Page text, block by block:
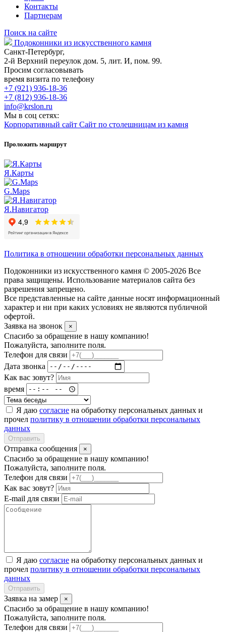
Контакты
Партнерам
Поиск на сайте
Подоконники из искусственного камня
Санкт-Петербург,
2-й Верхний переулок дом. 5, лит. И, пом. 99.
Просим согласовывать
время визита по телефону
+7 (921) 936-18-36
+7 (812) 936-18-36
info@krslon.ru
Мы в соц сетях:
Корпоративный сайт Сайт по столешницам из камня
Проложить маршрут
Я.Карты
G.Maps
Я.Навигатор
Политика в отношении обработки персональных данных
Подоконники из искусственного камня © 2005-2026 Все
права защищены. Использование материалов сайта без
разрешения запрещено.
Все представленные на сайте данные носят информационный
характер и ни при каких условиях не являются публичной
офертой.
Заявка на звонок
×
Спасибо за обращение в нашу компанию!
Пожалуйста, заполните поля.
Телефон для связи
Дата звонка
Как вас зовут?
время
Я даю согласие на обработку персональных данных и
прочел политику в отношении обработки персональных
данных
Отправить
Отправка сообщения ×
Спасибо за обращение в нашу компанию!
Пожалуйста, заполните поля.
Телефон для связи
Как вас зовут?
E-mail для связи
Я даю согласие на обработку персональных данных и
прочел политику в отношении обработки персональных
данных
Отправить
Заявка на замер ×
Спасибо за обращение в нашу компанию!
Пожалуйста, заполните поля.
Телефон для связи